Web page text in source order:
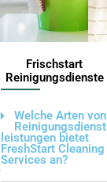
Frischstart
Reinigungsdienste
Welche Arten von
Reinigungsdienst
leistungen bietet
FreshStart Cleaning
Services an?